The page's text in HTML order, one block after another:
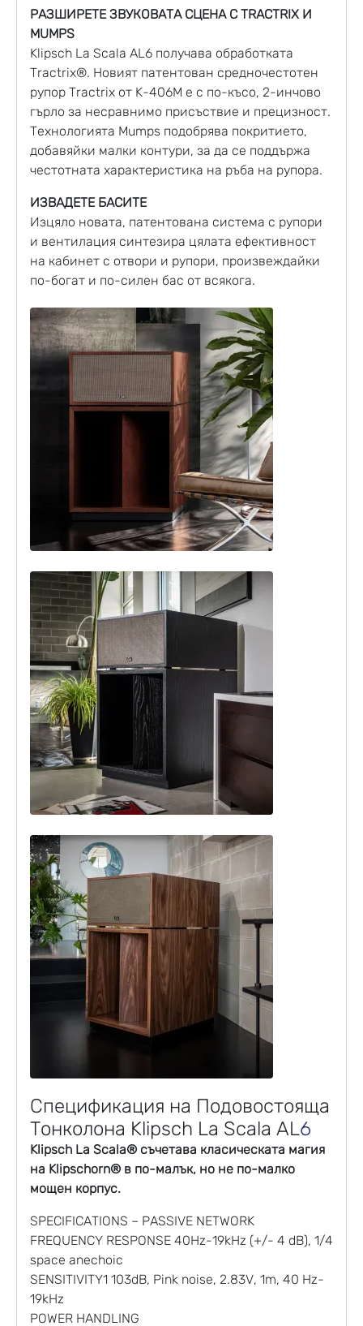
РАЗШИРЕТЕ ЗВУКОВАТА СЦЕНА С TRACTRIX И
MUMPS
Klipsch La Scala AL6 получава обработката
Tractrix®. Новият патентован средночестотен
рупор Tractrix от K-406M е с по-късо, 2-инчово
гърло за несравнимо присъствие и прецизност.
Технологията Mumps подобрява покритието,
добавяйки малки контури, за да се поддържа
честотната характеристика на ръба на рупора.
ИЗВАДЕТЕ БАСИТЕ
Изцяло новата, патентована система с рупори
и вентилация синтезира цялата ефективност
на кабинет с отвори и рупори, произвеждайки
по-богат и по-силен бас от всякога.
Спецификация на Подовостояща
Тонколона Klipsch La Scala AL6
Klipsch La Scala® съчетава класическата магия
на Klipschorn® в по-малък, но не по-малко
мощен корпус.
SPECIFICATIONS – PASSIVE NETWORK
FREQUENCY RESPONSE 40Hz-19kHz (+/- 4 dB), 1/4
space anechoic
SENSITIVITY1 103dB, Pink noise, 2.83V, 1m, 40 Hz-
19kHz
POWER HANDLING